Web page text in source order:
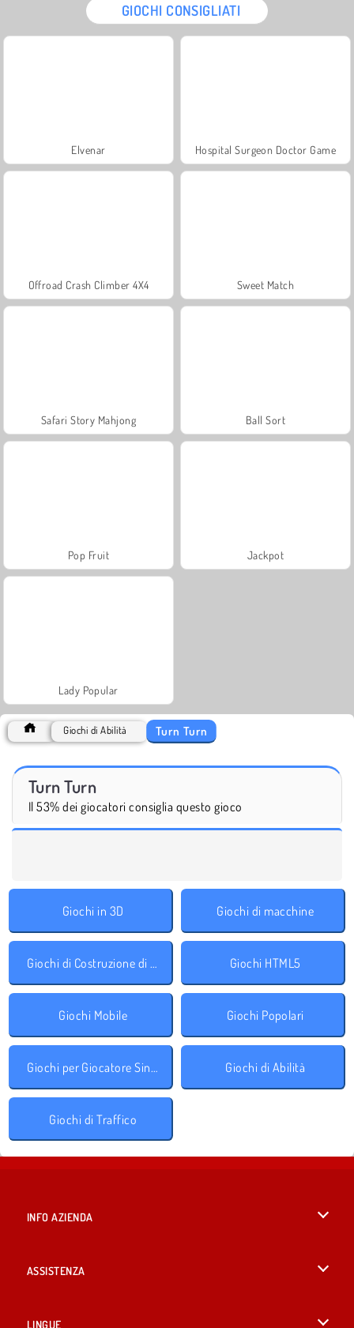
GIOCHI CONSIGLIATI
Elvenar Hospital Surgeon Doctor Game
Offroad Crash Climber 4X4 Sweet Match
Safari Story Mahjong Ball Sort
Pop Fruit Jackpot
Lady Popular
Giochi di Abilità Turn Turn
Turn Turn
Il 53% dei giocatori consiglia questo gioco
Giochi in 3D Giochi di macchine
Giochi di Costruzione di Città Giochi HTML5
Giochi Mobile Giochi Popolari
Giochi per Giocatore Singolo Giochi di Abilità
Giochi di Traffico
INFO AZIENDA
ASSISTENZA
LINGUE